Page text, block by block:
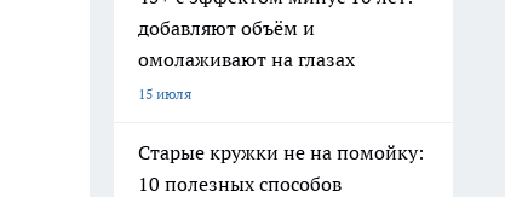
добавляют объём и
омолаживают на глазах
15 июля
Старые кружки не на помойку:
10 полезных способов